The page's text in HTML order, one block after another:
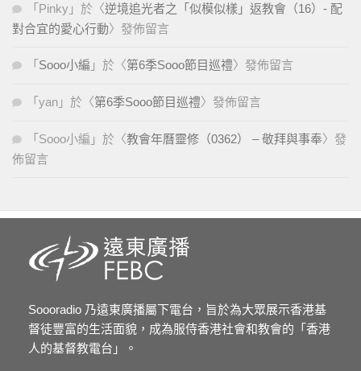
「 Pinky 」於〈逆境追光者之「似模似樣」返教會（16）- 配
對合宜的愛心行動〉發佈留言
「 Sooo小編 」於〈第6季Sooo節目巡禮〉發佈留言
「 yan 」於〈第6季Sooo節目巡禮〉發佈留言
「 Sooo小編 」於〈教會年曆靈修（0362） – 敬拜與事奉〉發
佈留言
Soooradio 乃遠東廣播屬下電台，旨於為大眾展示香港基
督徒豐富的生活面貌，成為服侍香港社會和教會的「香港
人的基督教電台」。